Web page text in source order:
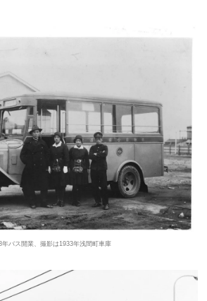
年バス開業、撮影は1933年浅間町車庫